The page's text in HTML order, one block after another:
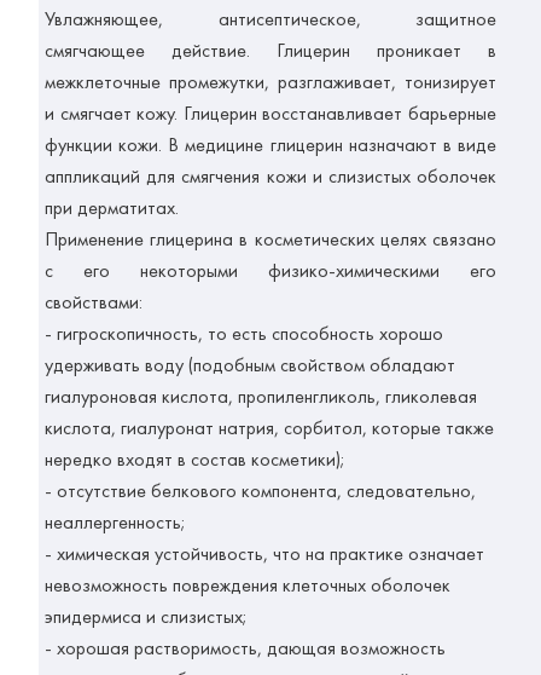
Увлажняющее, антисептическое, защитное
смягчающее действие. Глицерин проникает в
межклеточные промежутки, разглаживает, тонизирует
и смягчает кожу. Глицерин восстанавливает барьерные
функции кожи. В медицине глицерин назначают в виде
аппликаций для смягчения кожи и слизистых оболочек
при дерматитах.
Применение глицерина в косметических целях связано
с его некоторыми физико-химическими его
свойствами:
- гигроскопичность, то есть способность хорошо
удерживать воду (подобным свойством обладают
гиалуроновая кислота, пропиленгликоль, гликолевая
кислота, гиалуронат натрия, сорбитол, которые также
нередко входят в состав косметики);
- отсутствие белкового компонента, следовательно,
неаллергенность;
- химическая устойчивость, что на практике означает
невозможность повреждения клеточных оболочек
эпидермиса и слизистых;
- хорошая растворимость, дающая возможность